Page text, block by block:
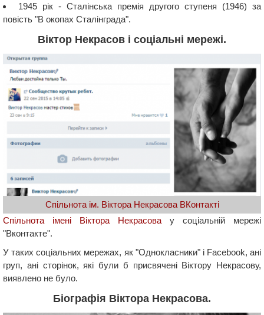
1945 рік - Сталінська премія другого ступеня (1946) за
повість "В окопах Сталінграда".
Віктор Некрасов і соціальні мережі.
Спільнота ім. Віктора Некрасова ВКонтакті
Спільнота імені Віктора Некрасова у соціальній мережі
"Вконтакте".
У таких соціальних мережах, як "Однокласники" і Facebook, ані
груп, ані сторінок, які були б присвячені Віктору Некрасову,
виявлено не було.
Біографія Віктора Некрасова.